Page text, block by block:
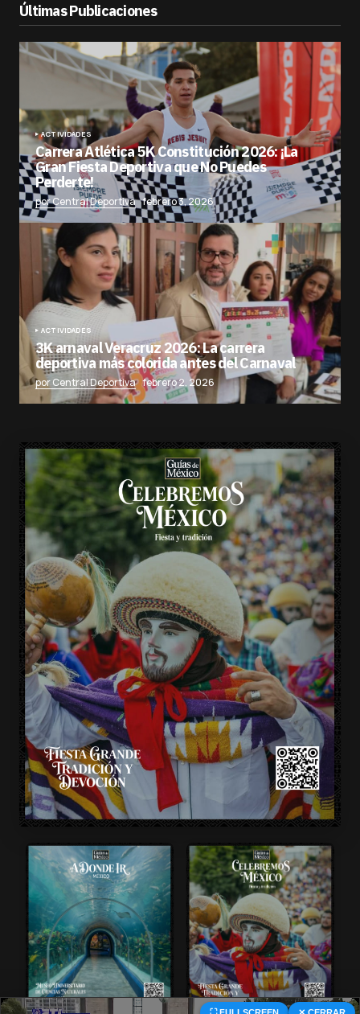
Últimas Publicaciones
ACTIVIDADES
Carrera Atlética 5K Constitución 2026: ¡La
Gran Fiesta Deportiva que No Puedes
Perderte!
por Central Deportiva febrero 3, 2026
ACTIVIDADES
3K arnaval Veracruz 2026: La carrera
deportiva más colorida antes del Carnaval
por Central Deportiva febrero 2, 2026